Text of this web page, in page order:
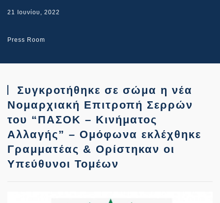
21 Ιουνίου, 2022
Press Room
Συγκροτήθηκε σε σώμα η νέα
Νομαρχιακή Επιτροπή Σερρών
του “ΠΑΣΟΚ – Κινήματος
Αλλαγής” – Ομόφωνα εκλέχθηκε
Γραμματέας & Ορίστηκαν οι
Υπεύθυνοι Τομέων